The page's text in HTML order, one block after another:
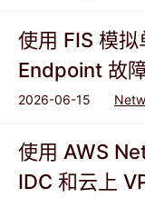
使用 FIS 模
Endpoint 故
2026-06-15
使用 AWS
IDC 和云上